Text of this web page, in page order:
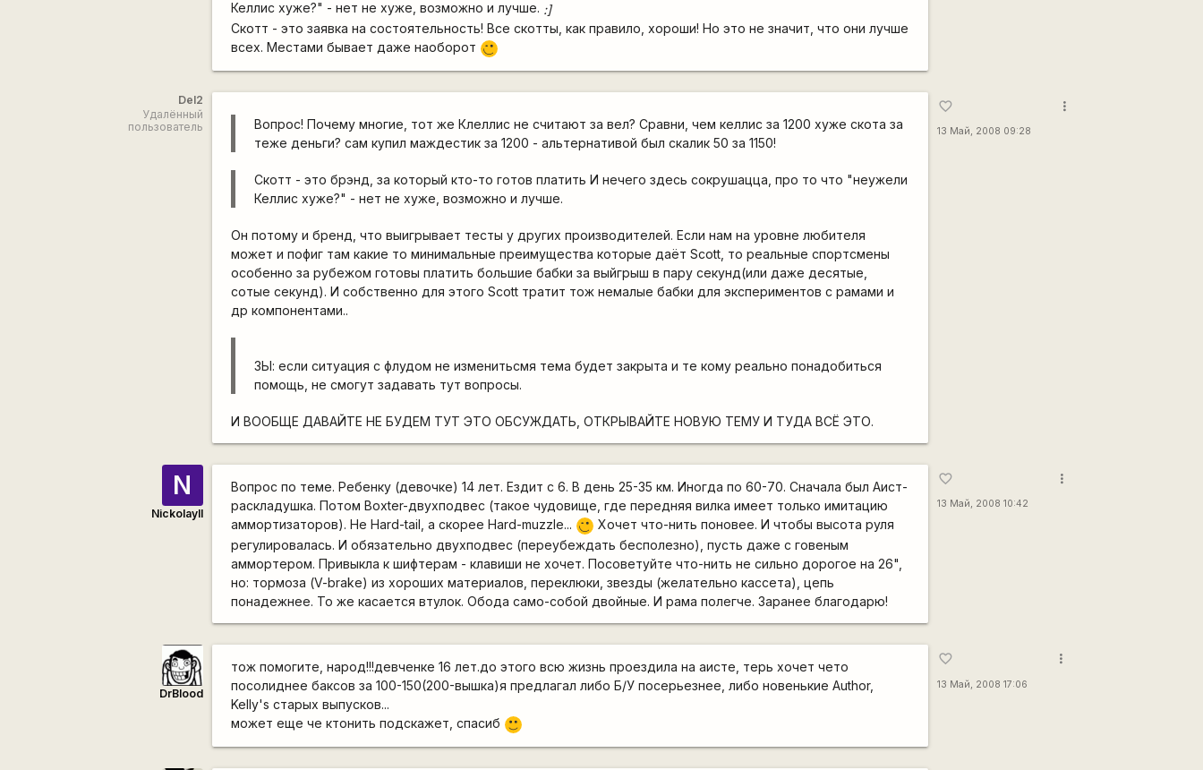
Келлис хуже?" - нет не хуже, возможно и лучше. :]
Скотт - это заявка на состоятельность! Все скотты, как правило, хороши! Но это не значит, что они лучше
всех. Местами бывает даже наоборот
;)
Del2
Удалённый
пользователь
Вопрос! Почему многие, тот же Клеллис не считают за вел? Сравни, чем келлис за 1200 хуже скота за
теже деньги? сам купил маждестик за 1200 - альтернативой был скалик 50 за 1150!
Скотт - это брэнд, за который кто-то готов платить И нечего здесь сокрушацца, про то что "неужели
Келлис хуже?" - нет не хуже, возможно и лучше.
Он потому и бренд, что выигрывает тесты у других производителей. Если нам на уровне любителя
может и пофиг там какие то минимальные преимущества которые даёт Scott, то реальные спортсмены
особенно за рубежом готовы платить большие бабки за выйгрыш в пару секунд(или даже десятые,
сотые секунд). И собственно для этого Scott тратит тож немалые бабки для экспериментов с рамами и
др компонентами..
ЗЫ: если ситуация с флудом не изменитьсмя тема будет закрыта и те кому реально понадобиться
помощь, не смогут задавать тут вопросы.
И ВООБЩЕ ДАВАЙТЕ НЕ БУДЕМ ТУТ ЭТО ОБСУЖДАТЬ, ОТКРЫВАЙТЕ НОВУЮ ТЕМУ И ТУДА ВСЁ ЭТО.
favorite_border
13 Май, 2008 09:28
more_vert
N
NickolayII
Вопрос по теме. Ребенку (девочке) 14 лет. Ездит с 6. В день 25-35 км. Иногда по 60-70. Сначала был Аист-
раскладушка. Потом Boxter-двухподвес (такое чудовище, где передняя вилка имеет только имитацию
аммортизаторов). Не Hard-tail, а скорее Hard-muzzle...
;) Хочет что-нить поновее. И чтобы высота руля
регулировалась. И обязательно двухподвес (переубеждать бесполезно), пусть даже с говеным
аммортером. Привыкла к шифтерам - клавиши не хочет. Посоветуйте что-нить не сильно дорогое на 26",
но: тормоза (V-brake) из хороших материалов, переклюки, звезды (желательно кассета), цепь
понадежнее. То же касается втулок. Обода само-собой двойные. И рама полегче. Заранее благодарю!
favorite_border
13 Май, 2008 10:42
more_vert
DrBlood
тож помогите, народ!!!девченке 16 лет.до этого всю жизнь проездила на аисте, терь хочет чето
посолиднее баксов за 100-150(200-вышка)я предлагал либо Б/У посерьезнее, либо новенькие Author,
Kelly's старых выпусков...
может еще че ктонить подскажет, спасиб
:)
favorite_border
13 Май, 2008 17:06
more_vert